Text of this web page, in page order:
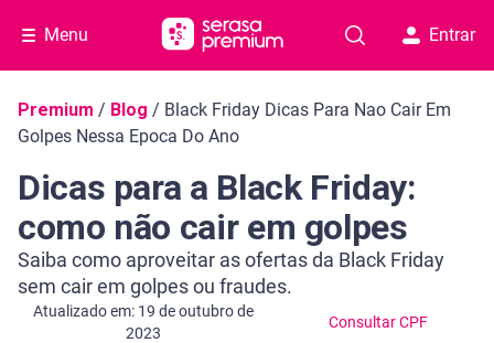
Menu Entrar
Navegação do blog
Premium / Blog / Black Friday Dicas Para Nao Cair Em
Golpes Nessa Epoca Do Ano
Dicas para a Black Friday:
como não cair em golpes
Saiba como aproveitar as ofertas da Black Friday
sem cair em golpes ou fraudes.
Atualizado em: 19 de outubro de
2023
Consultar CPF
Categoria Consultar CPF
Tempo de leitura: 10 minutos